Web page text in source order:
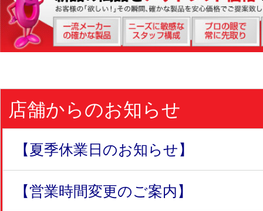
店舗からのお知らせ
【夏季休業日のお知らせ】
【営業時間変更のご案内】